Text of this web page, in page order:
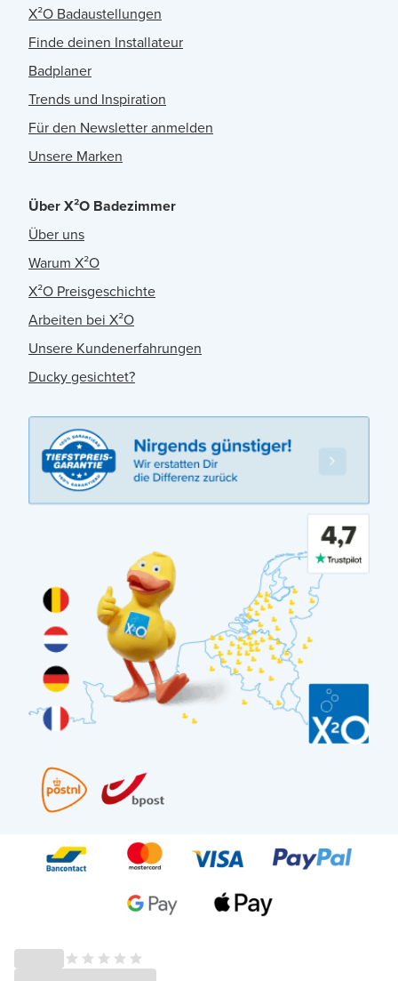
X²O Badaustellungen
Finde deinen Installateur
Badplaner
Trends und Inspiration
Für den Newsletter anmelden
Unsere Marken
Über X²O Badezimmer
Über uns
Warum X²O
X²O Preisgeschichte
Arbeiten bei X²O
Unsere Kundenerfahrungen
Ducky gesichtet?